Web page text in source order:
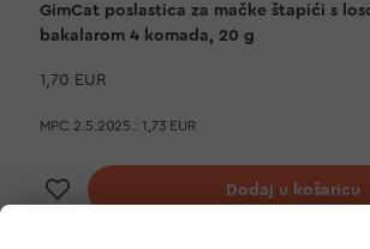
GimCat poslastica za mačke štapići s
bakalarom 4 komada, 20 g
1,70 EUR
MPC 2.5.2025.: 1,73 EUR
Dodaj na listu želja
Dodaj u košaricu